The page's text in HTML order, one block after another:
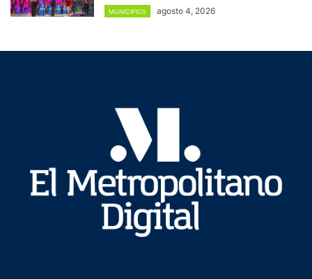
MUNICIPIOS agosto 4, 2026